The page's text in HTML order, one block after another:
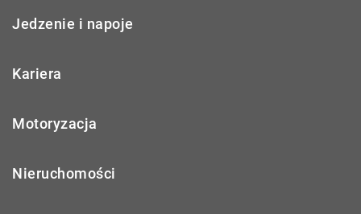
Jedzenie i napoje
Kariera
Motoryzacja
Nieruchomości